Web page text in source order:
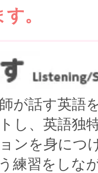
。
が話す英語
し、英語独
ンを身につ
練習をしな